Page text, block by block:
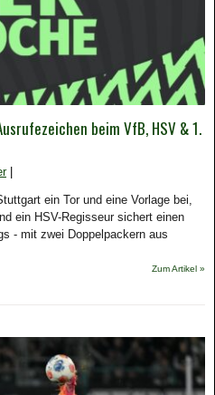
beim VfB, HSV & 1.
|
ein Tor und eine Vorlage bei,
ein HSV-Regisseur sichert einen
- mit zwei Doppelpackern aus
Zum Artikel »